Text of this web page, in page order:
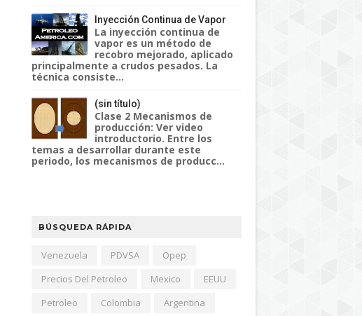
Inyección Continua de Vapor
La inyección continua de
vapor es un método de
recobro mejorado, aplicado
principalmente a crudos pesados. La
técnica consiste...
(sin título)
Clase 2 Mecanismos de
producción: Ver video
introductorio. Entre los
temas a desarrollar durante este
periodo, los mecanismos de producc...
BÚSQUEDA RÁPIDA
Venezuela PDVSA
Opep
Precios Del Petroleo
Mexico
EEUU
Petroleo
Colombia
Argentina